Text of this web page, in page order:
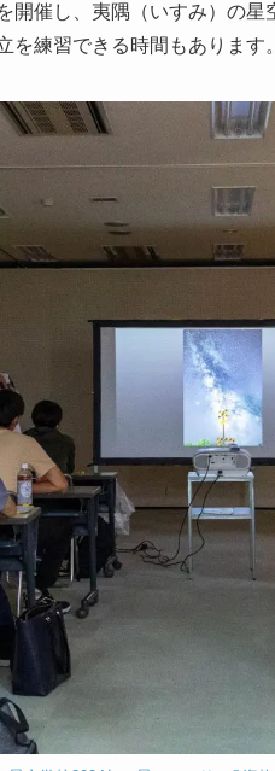
開催し、夷隅（いすみ）の
を練習できる時間もあります。